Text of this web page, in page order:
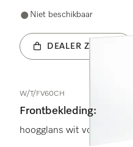
Niet beschikbaar
DEALER ZOEKEN
W/T/FV60CH
Frontbekleding:
hoogglans wit voor